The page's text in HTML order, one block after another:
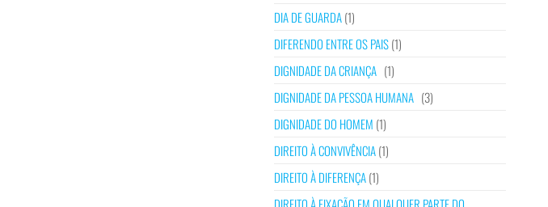
DIA DE GUARDA(1)
DIFERENDO ENTRE OS PAIS(1)
DIGNIDADE DA CRIANÇA (1)
DIGNIDADE DA PESSOA HUMANA (3)
DIGNIDADE DO HOMEM (1)
DIREITO À CONVIVÊNCIA(1)
DIREITO À DIFERENÇA(1)